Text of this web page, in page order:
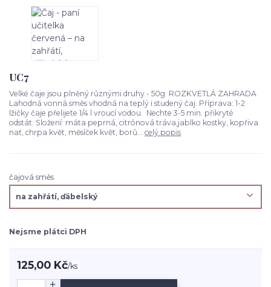
UC7
Velké čaje jsou plněný různými druhy - 50g ROZKVETLÁ ZAHRADA
Lahodná vonná směs vhodná na teplý i studený čaj. Příprava: 1-2
lžičky čaje přelijete 1/4 l vroucí vodou. Nechte 3-5 min. přikryté
odstát. Složení: máta peprná, citrónová tráva,jablko kostky, kopřiva
nať, chrpa květ, měsíček květ, borů... celý popis
čajová směs
Nejsme plátci DPH
125,00 Kč/ks